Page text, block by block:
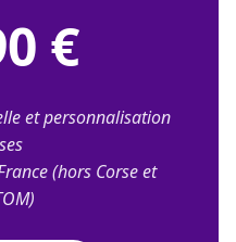
€
et personnalisation
(hors Corse et